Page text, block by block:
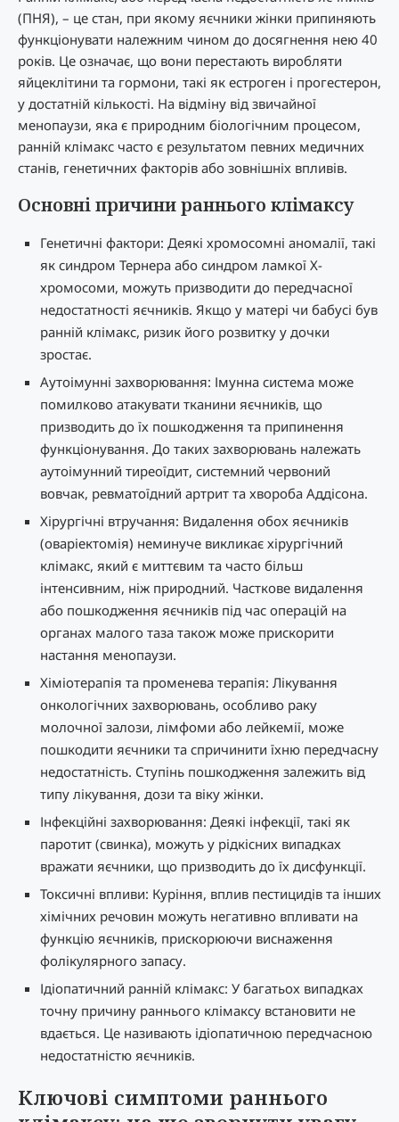
(ПНЯ), – це стан, при якому яєчники жінки припиняють
функціонувати належним чином до досягнення нею 40
років. Це означає, що вони перестають виробляти
яйцеклітини та гормони, такі як естроген і прогестерон,
у достатній кількості. На відміну від звичайної
менопаузи, яка є природним біологічним процесом,
ранній клімакс часто є результатом певних медичних
станів, генетичних факторів або зовнішніх впливів.
Основні причини раннього клімаксу
Генетичні фактори: Деякі хромосомні аномалії, такі
як синдром Тернера або синдром ламкої Х-
хромосоми, можуть призводити до передчасної
недостатності яєчників. Якщо у матері чи бабусі був
ранній клімакс, ризик його розвитку у дочки
зростає.
Аутоімунні захворювання: Імунна система може
помилково атакувати тканини яєчників, що
призводить до їх пошкодження та припинення
функціонування. До таких захворювань належать
аутоімунний тиреоїдит, системний червоний
вовчак, ревматоїдний артрит та хвороба Аддісона.
Хірургічні втручання: Видалення обох яєчників
(оваріектомія) неминуче викликає хірургічний
клімакс, який є миттєвим та часто більш
інтенсивним, ніж природний. Часткове видалення
або пошкодження яєчників під час операцій на
органах малого таза також може прискорити
настання менопаузи.
Хіміотерапія та променева терапія: Лікування
онкологічних захворювань, особливо раку
молочної залози, лімфоми або лейкемії, може
пошкодити яєчники та спричинити їхню передчасну
недостатність. Ступінь пошкодження залежить від
типу лікування, дози та віку жінки.
Інфекційні захворювання: Деякі інфекції, такі як
паротит (свинка), можуть у рідкісних випадках
вражати яєчники, що призводить до їх дисфункції.
Токсичні впливи: Куріння, вплив пестицидів та інших
хімічних речовин можуть негативно впливати на
функцію яєчників, прискорюючи виснаження
фолікулярного запасу.
Ідіопатичний ранній клімакс: У багатьох випадках
точну причину раннього клімаксу встановити не
вдається. Це називають ідіопатичною передчасною
недостатністю яєчників.
Ключові симптоми раннього